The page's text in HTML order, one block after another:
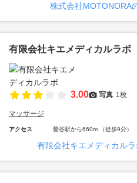
株式会社MOTONORA
有限会社キエメディカルラボ
3.00 写真 1枚
マッサージ
アクセス 鶯谷駅から660m （徒歩9分）
有限会社キエメディカル